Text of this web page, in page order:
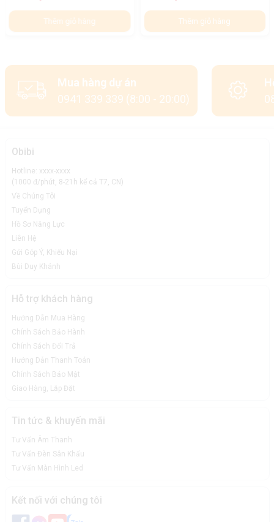
Thêm giỏ hàng Thêm giỏ hàng
Mua hàng dự án
0941 339 339 (8:00 - 20:00)
Obibi
Hotline: xxxx-xxxx
(1000 đ/phút, 8-21h kể cả T7, CN)
Về Chúng Tôi
Tuyển Dụng
Hồ Sơ Năng Lực
Liên Hệ
Gửi Góp Ý, Khiếu Nại
Bùi Duy Khánh
Hỗ trợ khách hàng
Hướng Dẫn Mua Hàng
Chính Sách Bảo Hành
Chính Sách Đổi Trả
Hướng Dẫn Thanh Toán
Chính Sách Bảo Mật
Giao Hàng, Lắp Đặt
Tin tức & khuyến mãi
Tư Vấn Âm Thanh
Tư Vấn Đèn Sân Khấu
Tư Vấn Màn Hình Led
Kết nối với chúng tôi